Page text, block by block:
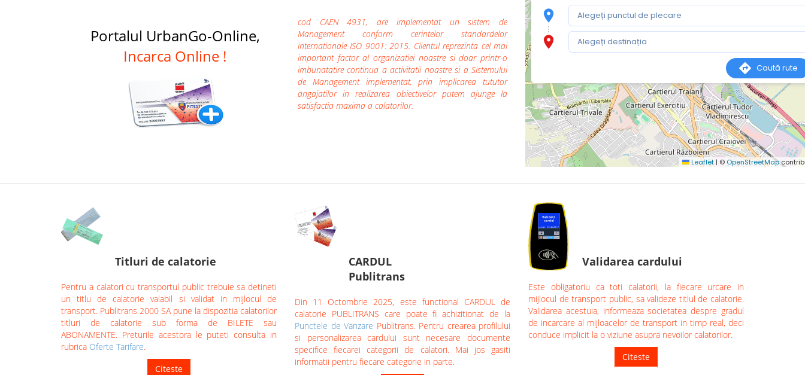
Portalul UrbanGo-Online,
Incarca Online !
cod CAEN 4931, are implementat un sistem de
Management conform cerintelor standardelor
internationale ISO 9001: 2015. Clientul reprezinta cel mai
important factor al organizatiei noastre si doar printr-o
imbunatatire continua a activitatii noastre si a Sistemului
de Management implementat, prin implicarea tututor
angajatilor in realizarea obiectivelor putem ajunge la
satisfactia maxima a calatorilor.
Titluri de calatorie
Pentru a calatori cu transportul public trebuie sa detineti
un titlu de calatorie valabil si validat in mijlocul de
transport. Publitrans 2000 SA pune la dispozitia calatorilor
titluri de calatorie sub forma de BILETE sau
ABONAMENTE. Preturile acestora le puteti consulta in
rubrica Oferte Tarifare.
Citeste
CARDUL
Publitrans
Din 11 Octombrie 2025, este functional CARDUL de
calatorie PUBLITRANS care poate fi achizitionat de la
Punctele de Vanzare Publitrans. Pentru crearea profilului
si personalizarea cardului sunt necesare documente
specifice fiecarei categorii de calatori. Mai jos gasiti
informatii pentru fiecare categorie in parte.
Validarea cardului
Este obligatoriu ca toti calatorii, la fiecare urcare in
mijlocul de transport public, sa valideze titlul de calatorie.
Validarea acestuia, informeaza societatea despre gradul
de incarcare al mijloacelor de transport in timp real, deci
conduce implicit la o viziune asupra nevoilor calatorilor.
Citeste